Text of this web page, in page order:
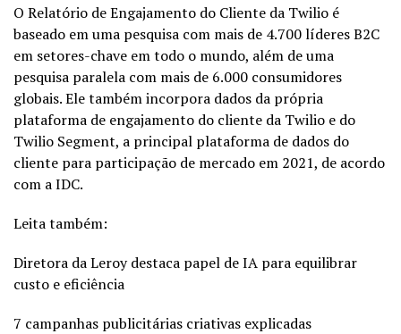
O Relatório de Engajamento do Cliente da Twilio é
baseado em uma pesquisa com mais de 4.700 líderes B2C
em setores-chave em todo o mundo, além de uma
pesquisa paralela com mais de 6.000 consumidores
globais. Ele também incorpora dados da própria
plataforma de engajamento do cliente da Twilio e do
Twilio Segment, a principal plataforma de dados do
cliente para participação de mercado em 2021, de acordo
com a IDC.
Leita também:
Diretora da Leroy destaca papel de IA para equilibrar
custo e eficiência
7 campanhas publicitárias criativas explicadas